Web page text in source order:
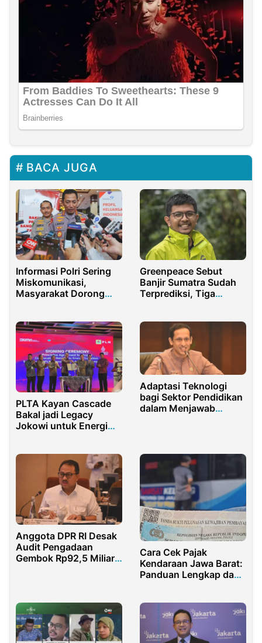
BACA JUGA
Informasi Polri Sering
Miskomunikasi,
Masyarakat Dorong
Greenpeace Sebut
Banjir Sumatra Sudah
Terprediksi, Tiga
PLTA Kayan Cascade
Bakal jadi Legacy
Jokowi untuk Energi
Adaptasi Teknologi
bagi Sektor Pendidikan
dalam Menjawab
Anggota DPR RI Desak
Audit Pengadaan
Gembok Rp92,5 Miliar
Cara Cek Pajak
Kendaraan Jawa Barat:
Panduan Lengkap dan